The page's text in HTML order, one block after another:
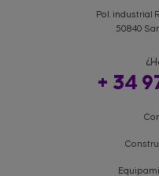
Pol. industrial
50840
+ 34